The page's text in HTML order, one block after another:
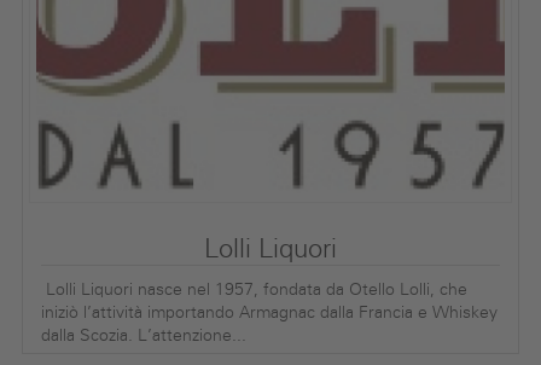
Lolli Liquori
Lolli Liquori nasce nel 1957, fondata da Otello Lolli, che
iniziò l’attività importando Armagnac dalla Francia e Whiskey
dalla Scozia. L’attenzione...